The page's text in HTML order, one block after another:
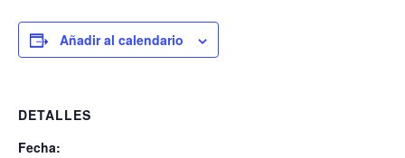
Añadir al calendario
DETALLES
Fecha: